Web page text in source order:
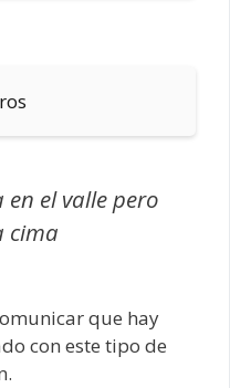
el valle pero
cima
que hay
con este tipo de